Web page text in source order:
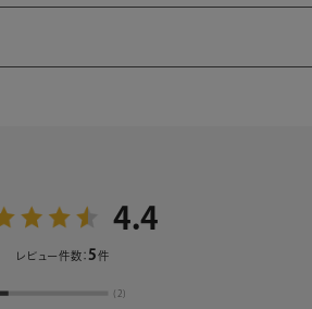
4.4
レビュー件数： 5件
(2)